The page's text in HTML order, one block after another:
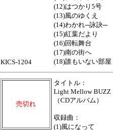
(12)はつかり5号
(13)風のゆくえ
(14)わかれ─詠訣─
(15)紅葉だより
(16)回転舞台
(17)南の街へ
(18)誰もいない部屋
KICS-1204
売切れ
タイトル：
Light Mellow BUZZ
（CDアルバム）
収録曲：
(1)風になって